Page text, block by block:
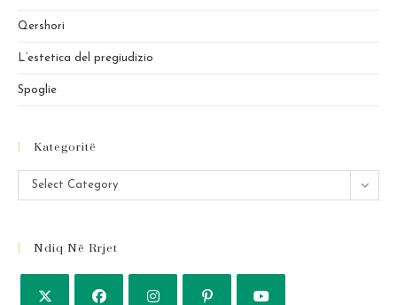
Qershori
L’estetica del pregiudizio
Spoglie
Kategoritë
Kategoritë
Select Category
Ndiq Në Rrjet